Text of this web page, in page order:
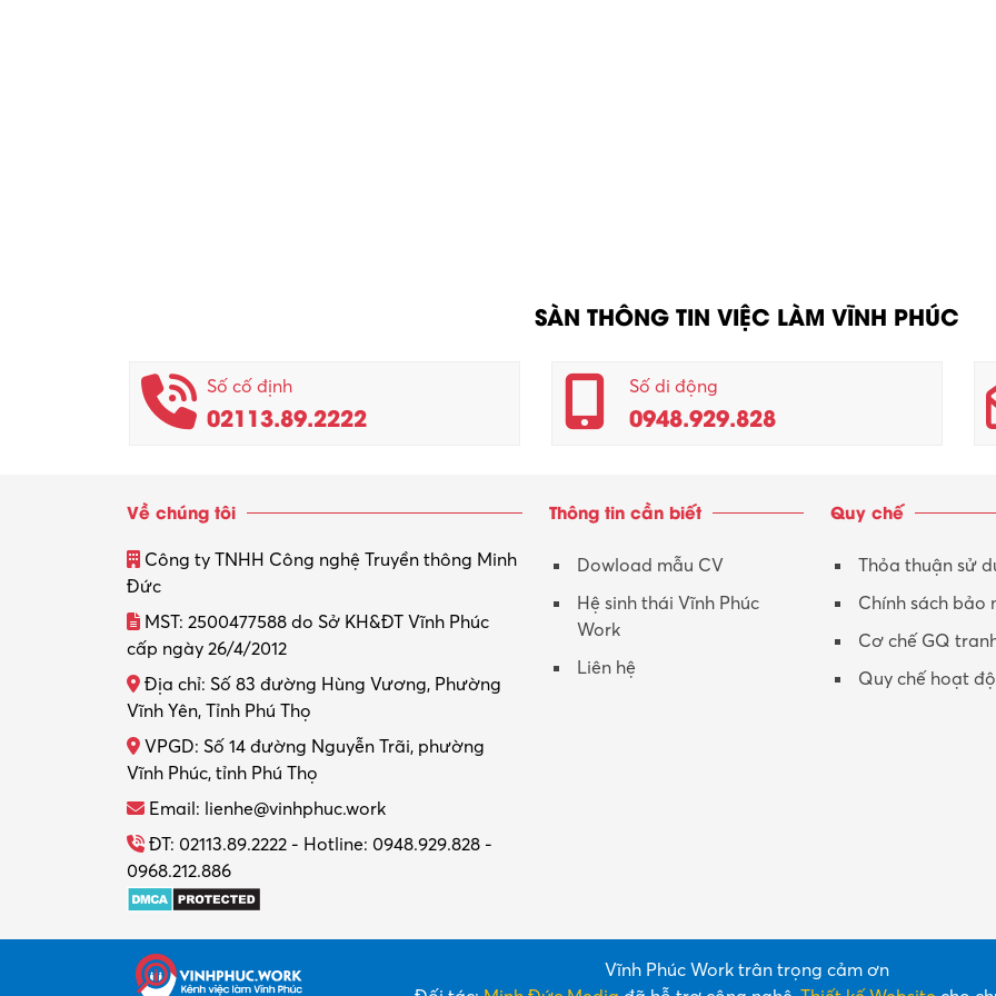
SÀN THÔNG TIN VIỆC LÀM VĨNH PHÚC
Số cố định
02113.89.2222
Số di động
0948.929.828
Về chúng tôi
Công ty TNHH Công nghệ Truyền thông Minh
Đức
MST: 2500477588 do Sở KH&ĐT Vĩnh Phúc
cấp ngày 26/4/2012
Địa chỉ: Số 83 đường Hùng Vương, Phường
Vĩnh Yên, Tỉnh Phú Thọ
VPGD: Số 14 đường Nguyễn Trãi, phường
Vĩnh Phúc, tỉnh Phú Thọ
Email: lienhe@vinhphuc.work
ĐT: 02113.89.2222 - Hotline: 0948.929.828 -
0968.212.886
Thông tin cần biết
Dowload mẫu CV
Hệ sinh thái Vĩnh Phúc
Work
Liên hệ
Quy chế
Thỏa thuận sử
Chính sách bảo
Cơ chế GQ
Quy chế hoạt
Vĩnh Phúc Work trân trọng cảm ơn